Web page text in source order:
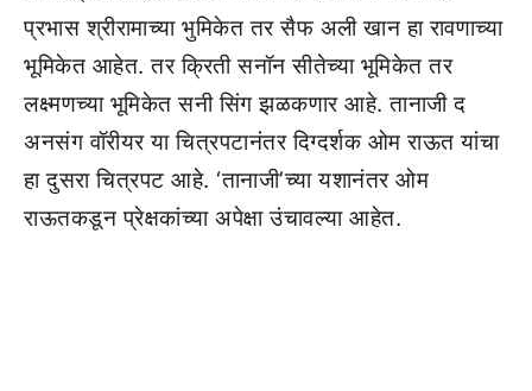
प्रभास श्रीरामाच्या भुमिकेत तर सैफ अली खान हा रावणाच्या
भूमिकेत आहेत. तर क्रिती सनॉन सीतेच्या भूमिकेत तर
लक्ष्मणच्या भूमिकेत सनी सिंग झळकणार आहे. तानाजी द
अनसंग वॉरीयर या चित्रपटानंतर दिग्दर्शक ओम राऊत यांचा
हा दुसरा चित्रपट आहे. ‘तानाजी’च्या यशानंतर ओम
राऊतकडून प्रेक्षकांच्या अपेक्षा उंचावल्या आहेत.